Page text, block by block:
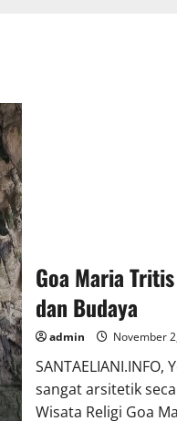
Goa Maria
dan Budaya
admin November
sangat arsitetik
Wisata Religi Goa